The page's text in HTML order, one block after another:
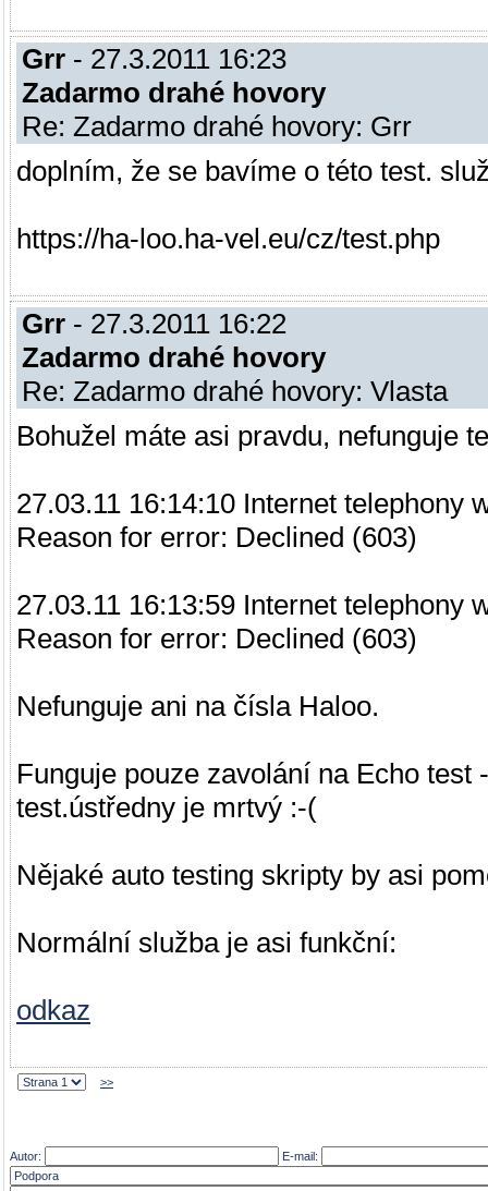
Grr - 27.3.2011 16:23
Zadarmo drahé hovory
Re: Zadarmo drahé hovory: Grr
doplním, že se bavíme o této test.
https://ha-loo.ha-vel.eu/cz/test.php
Grr - 27.3.2011 16:22
Zadarmo drahé hovory
Re: Zadarmo drahé hovory: Vlasta
Bohužel máte asi pravdu, nefunguje
27.03.11 16:14:10 Internet telephony
Reason for error: Declined (603)
27.03.11 16:13:59 Internet telephony
Reason for error: Declined (603)
Nefunguje ani na čísla Haloo.
Funguje pouze zavolání na Echo
test.ústředny je mrtvý :-(
Nějaké auto testing skripty by asi
Normální služba je asi funkční:
odkaz
>>
Autor: E-mail: